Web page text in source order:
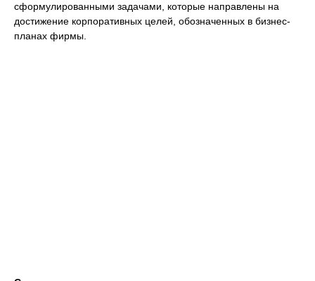
сформулированными задачами, которые направлены на
достижение корпоративных целей, обозначенных в бизнес-
планах фирмы.